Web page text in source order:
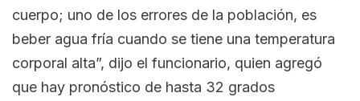
cuerpo; uno de los errores de la población, es
beber agua fría cuando se tiene una temperatura
corporal alta”, dijo el funcionario, quien agregó
que hay pronóstico de hasta 32 grados